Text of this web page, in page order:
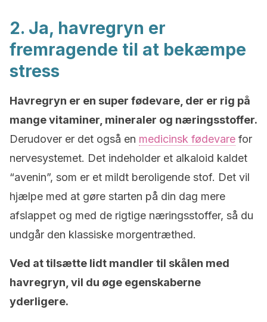
2. Ja, havregryn er
fremragende til at bekæmpe
stress
Havregryn er en super fødevare, der er rig på
mange vitaminer, mineraler og næringsstoffer.
Derudover er det også en medicinsk fødevare for
nervesystemet. Det indeholder et alkaloid kaldet
“avenin”, som er et mildt beroligende stof. Det vil
hjælpe med at gøre starten på din dag mere
afslappet og med de rigtige næringsstoffer, så du
undgår den klassiske morgentræthed.
Ved at tilsætte lidt mandler til skålen med
havregryn, vil du øge egenskaberne
yderligere.